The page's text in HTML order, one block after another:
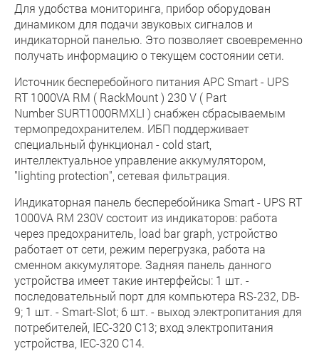
Для удобства мониторинга, прибор оборудован
динамиком для подачи звуковых сигналов и
индикаторной панелью. Это позволяет своевременно
получать информацию о текущем состоянии сети.
Источник бесперебойного питания APC Smart - UPS
RT 1000VA RM ( RackMount ) 230 V ( Part
Number SURT1000RMXLI ) снабжен сбрасываемым
термопредохранителем. ИБП поддерживает
специальный функционал - cold start,
интеллектуальное управление аккумулятором,
"lighting protection", сетевая фильтрация.
Индикаторная панель бесперебойника Smart - UPS RT
1000VA RM 230V состоит из индикаторов: работа
через предохранитель, load bar graph, устройство
работает от сети, режим перегрузка, работа на
сменном аккумуляторе. Задняя панель данного
устройства имеет такие интерфейсы: 1 шт. -
последовательный порт для компьютера RS-232, DB-
9; 1 шт. - Smart-Slot; 6 шт. - выход электропитания для
потребителей, IEC-320 C13; вход электропитания
устройства, IEC-320 C14.